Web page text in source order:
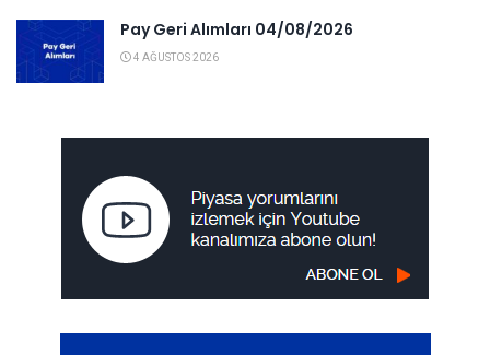
Pay Geri Alımları 04/08/2026
4 AĞUSTOS 2026